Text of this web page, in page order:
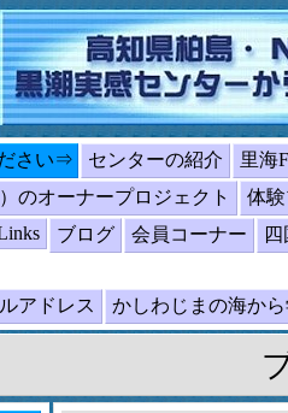
さい⇒ センターの紹介
里海
のオーナープロジェクト
体
ブログ 会員コーナー
アドレス かしわじまの海か